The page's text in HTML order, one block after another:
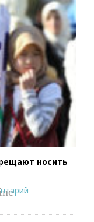
носить